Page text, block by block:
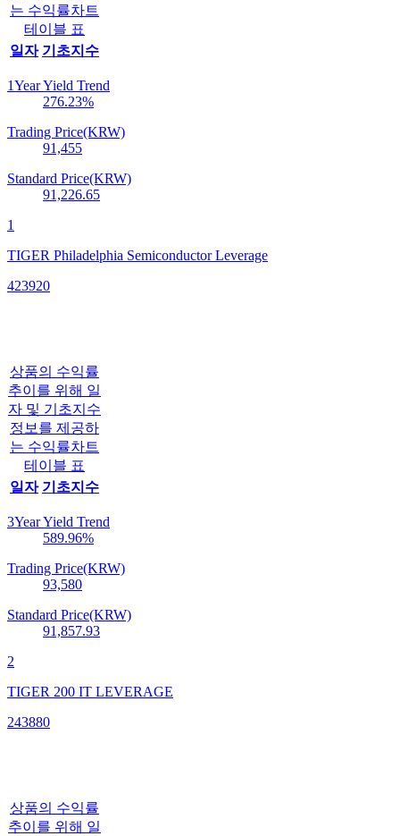
는 수익률차트
테이블 표
일자 기초지수
1Year Yield Trend
276.23%
Trading Price(KRW)
91,455
Standard Price(KRW)
91,226.65
1
TIGER Philadelphia Semiconductor Leverage
423920
상품의 수익률
추이를 위해 일
자 및 기초지수
정보를 제공하
는 수익률차트
테이블 표
일자 기초지수
3Year Yield Trend
589.96%
Trading Price(KRW)
93,580
Standard Price(KRW)
91,857.93
2
TIGER 200 IT LEVERAGE
243880
상품의 수익률
추이를 위해 일